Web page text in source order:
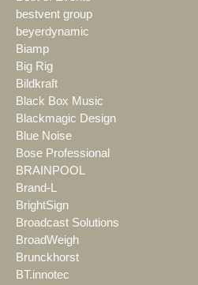
bestvent group
beyerdynamic
Biamp
Big Rig
Bildkraft
Black Box Music
Blackmagic Design
Blue Noise
Bose Professional
BRAINPOOL
Brand-L
BrightSign
Broadcast Solutions
BroadWeigh
Brunckhorst
BT.innotec